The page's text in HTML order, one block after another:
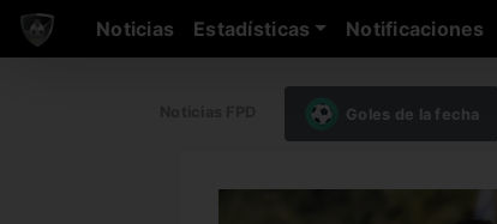
Noticias Estadísticas Notificaciones
Goles de la fecha